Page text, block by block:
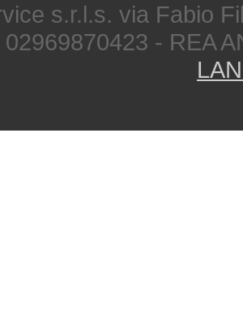
s.r.l.s. via Fabio
02969870423 - REA